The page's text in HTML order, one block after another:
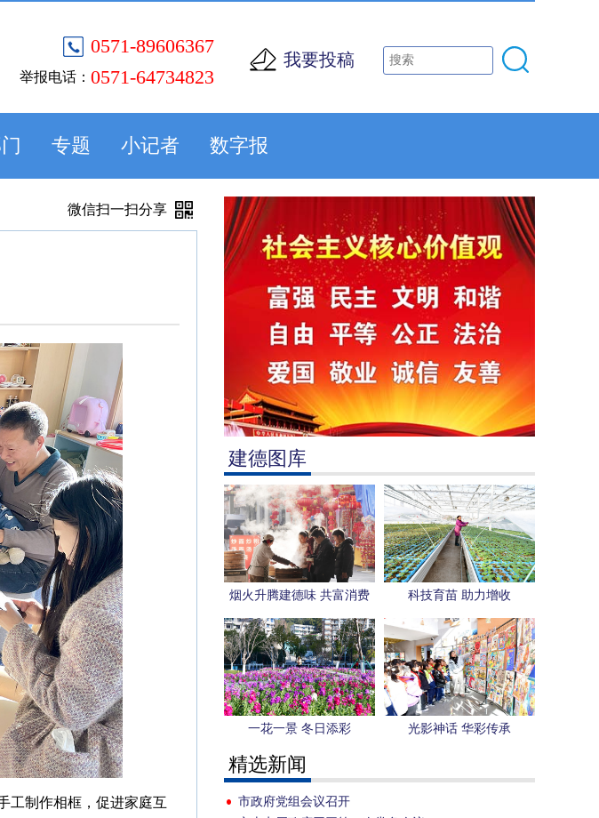
0571-89606367
举报电话： 0571-64734823
我要投稿
专题 小记者 数字报
建德图库
烟火升腾建德味 共富消费
暖新春
科技育苗 助力增收
一花一景 冬日添彩 光影神话 华彩传承
精选新闻
市政府党组会议召开
微信扫一扫分享
工制作相框，促进家庭互